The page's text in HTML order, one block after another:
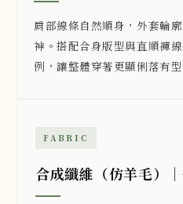
肩部線條自然順身，外套輪
神。搭配合身版型與直順褲
例，讓整體穿著更顯俐落有型
FABRIC
合成纖維（仿羊毛）